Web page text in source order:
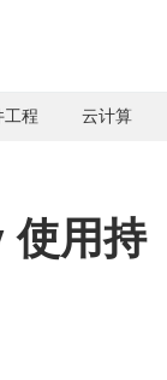
工程 云计算
用持